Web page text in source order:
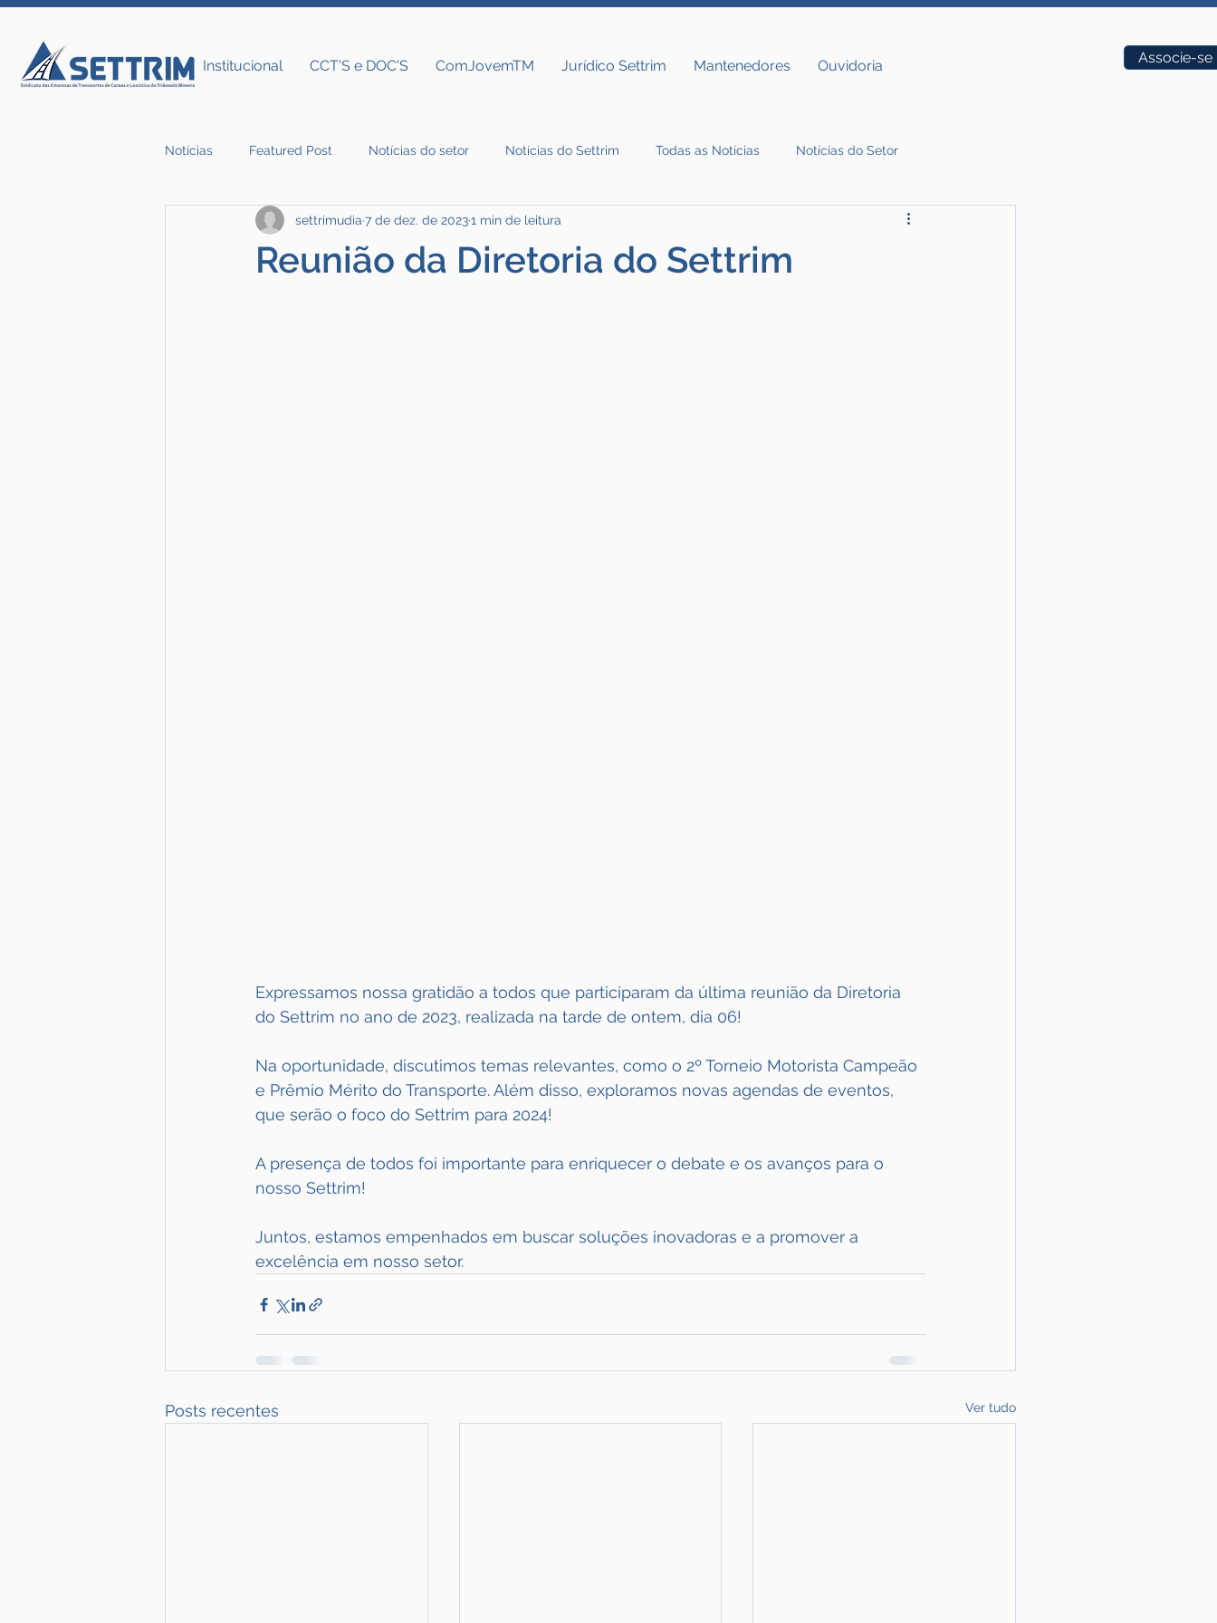
Institucional CCT'S e DOC'S ComJovemTM Jurídico Settrim Mantenedores Ouvidoria Associe-se
Notícias Featured Post Notícias do setor Notícias do Settrim Todas as Notícias Notícias do Setor
Notícias do Settrim
Reunião da Diretoria do Settrim
settrimudia 7 de dez. de 20231 min de leitura
Expressamos nossa gratidão a todos que participaram da última reunião da Diretoria
do Settrim no ano de 2023, realizada na tarde de ontem, dia 06!
Na oportunidade, discutimos temas relevantes, como o 2º Torneio Motorista Campeão
e Prêmio Mérito do Transporte. Além disso, exploramos novas agendas de eventos,
que serão o foco do Settrim para 2024!
A presença de todos foi importante para enriquecer o debate e os avanços para o
nosso Settrim!
Juntos, estamos empenhados em buscar soluções inovadoras e a promover a
excelência em nosso setor.
Posts recentes Ver tudo